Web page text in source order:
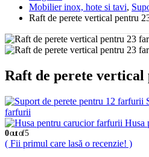
Mobilier inox, hote si tavi,
Raft de perete vertical pentru
Raft de perete
farfurii
Husa
0out of 5
( Fii primul care lasă o recenzie! )